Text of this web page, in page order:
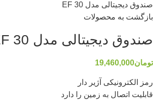
صندوق دیجیتالی مدل EF 30
بازگشت به محصولات
صندوق دیجیتالی مدل EF 30
تومان19,460,000
رمز الکترونیکی آژیر دار
قابلیت اتصال به زمین را دارد